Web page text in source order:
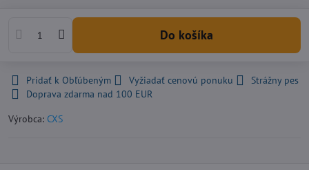
Do košíka
Pridať k Obľúbeným Vyžiadať cenovú ponuku
Strážny pes
Doprava zdarma nad 100 EUR
Výrobca: CXS